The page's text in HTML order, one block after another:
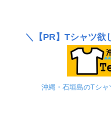
＼ 【PR】 Tシャツ欲
沖縄・石垣島のTシャ